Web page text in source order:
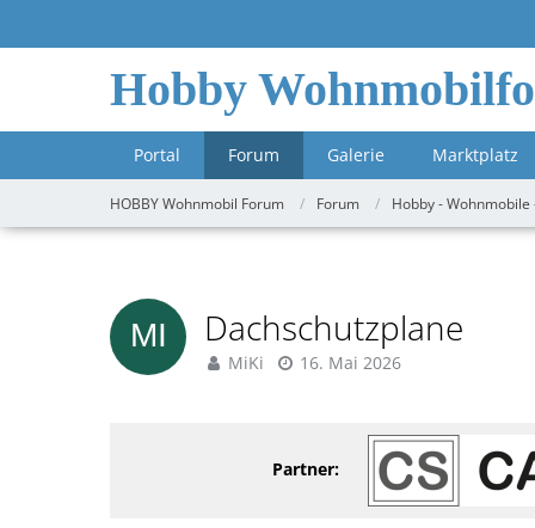
Hobby
Portal Forum Galerie Marktplatz
HOBBY Wohnmobil Forum Forum Hobby - Wohnmobile
Dachschutzplane
MiKi 16. Mai 2026
Partner: